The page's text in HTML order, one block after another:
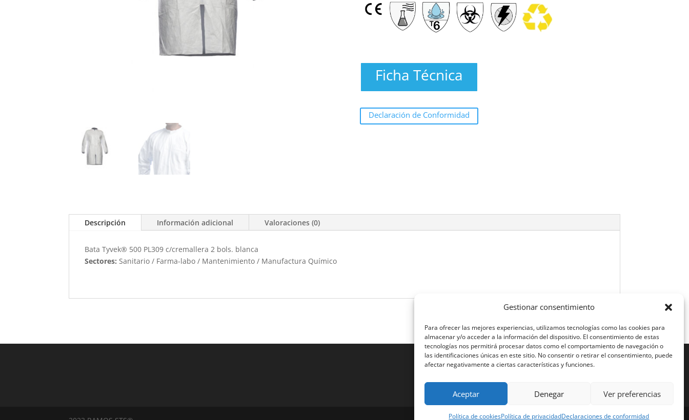
Gestionar consentimiento
Para ofrecer las mejores experiencias, utilizamos tecnologías como las cookies para
almacenar y/o acceder a la información del dispositivo. El consentimiento de estas
tecnologías nos permitirá procesar datos como el comportamiento de navegación o
las identificaciones únicas en este sitio. No consentir o retirar el consentimiento, puede
afectar negativamente a ciertas características y funciones.
Aceptar Denegar Ver preferencias
Política de cookiesPolítica de privacidadDeclaraciones de conformidad
Ficha Técnica
Declaración de Conformidad
Descripción Información adicional Valoraciones (0)
Bata Tyvek® 500 PL309 c/cremallera 2 bols. blanca
Sectores:Sanitario / Farma-labo / Mantenimiento / Manufactura Químico